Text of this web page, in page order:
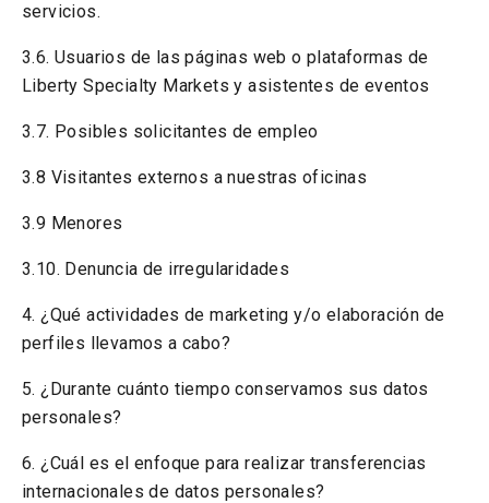
servicios.
3.6. Usuarios de las páginas web o plataformas de
Liberty Specialty Markets y asistentes de eventos
3.7. Posibles solicitantes de empleo
3.8 Visitantes externos a nuestras oficinas
3.9 Menores
3.10. Denuncia de irregularidades
4. ¿Qué actividades de marketing y/o elaboración de
perfiles llevamos a cabo?
5. ¿Durante cuánto tiempo conservamos sus datos
personales?
6. ¿Cuál es el enfoque para realizar transferencias
internacionales de datos personales?